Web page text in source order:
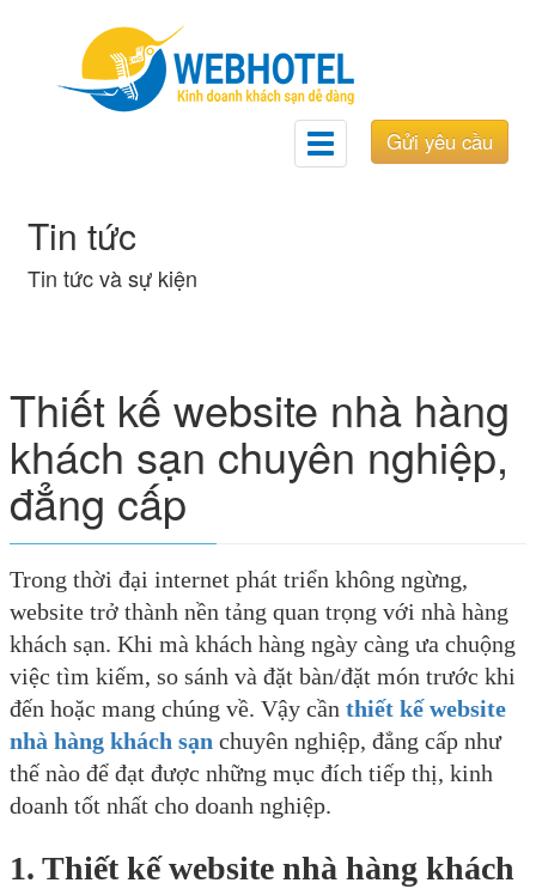
Gửi yêu cầu
Toggle
navigation
Tin tức
Tin tức và sự kiện
Thiết kế website nhà hàng
khách sạn chuyên nghiệp,
đẳng cấp
Trong thời đại internet phát triển không ngừng,
website trở thành nền tảng quan trọng với nhà hàng
khách sạn. Khi mà khách hàng ngày càng ưa chuộng
việc tìm kiếm, so sánh và đặt bàn/đặt món trước khi
đến hoặc mang chúng về. Vậy cần thiết kế website
nhà hàng khách sạn chuyên nghiệp, đẳng cấp như
thế nào để đạt được những mục đích tiếp thị, kinh
doanh tốt nhất cho doanh nghiệp.
1. Thiết kế website nhà hàng khách